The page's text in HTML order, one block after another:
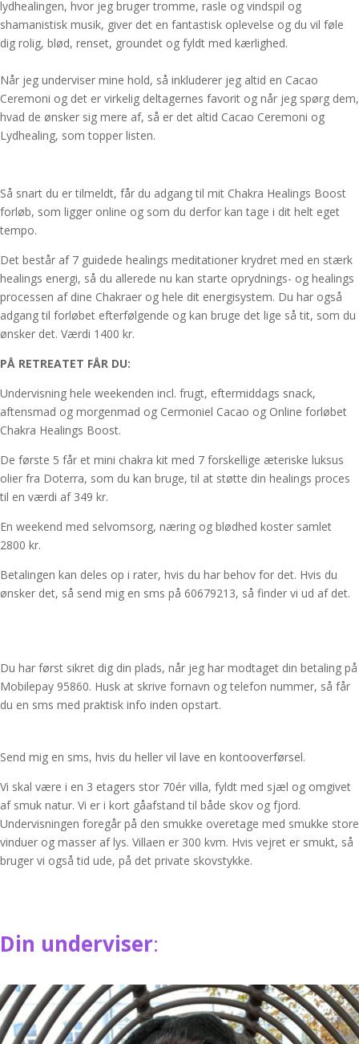
lydhealingen, hvor jeg bruger tromme, rasle og vindspil og
shamanistisk musik, giver det en fantastisk oplevelse og du vil føle
dig rolig, blød, renset, groundet og fyldt med kærlighed.
Når jeg underviser mine hold, så inkluderer jeg altid en Cacao
Ceremoni og det er virkelig deltagernes favorit og når jeg spørg dem,
hvad de ønsker sig mere af, så er det altid Cacao Ceremoni og
Lydhealing, som topper listen.
Så snart du er tilmeldt, får du adgang til mit Chakra Healings Boost
forløb, som ligger online og som du derfor kan tage i dit helt eget
tempo.
Det består af 7 guidede healings meditationer krydret med en stærk
healings energi, så du allerede nu kan starte oprydnings- og healings
processen af dine Chakraer og hele dit energisystem. Du har også
adgang til forløbet efterfølgende og kan bruge det lige så tit, som du
ønsker det. Værdi 1400 kr.
PÅ RETREATET FÅR DU:
Undervisning hele weekenden incl. frugt, eftermiddags snack,
aftensmad og morgenmad og Cermoniel Cacao og Online forløbet
Chakra Healings Boost.
De første 5 får et mini chakra kit med 7 forskellige æteriske luksus
olier fra Doterra, som du kan bruge, til at støtte din healings proces
til en værdi af 349 kr.
En weekend med selvomsorg, næring og blødhed koster samlet
2800 kr.
Betalingen kan deles op i rater, hvis du har behov for det. Hvis du
ønsker det, så send mig en sms på 60679213, så finder vi ud af det.
Du har først sikret dig din plads, når jeg har modtaget din betaling på
Mobilepay 95860. Husk at skrive fornavn og telefon nummer, så får
du en sms med praktisk info inden opstart.
Send mig en sms, hvis du heller vil lave en kontooverførsel.
Vi skal være i en 3 etagers stor 70ér villa, fyldt med sjæl og omgivet
af smuk natur. Vi er i kort gåafstand til både skov og fjord.
Undervisningen foregår på den smukke overetage med smukke store
vinduer og masser af lys. Villaen er 300 kvm. Hvis vejret er smukt, så
bruger vi også tid ude, på det private skovstykke.
Din underviser: